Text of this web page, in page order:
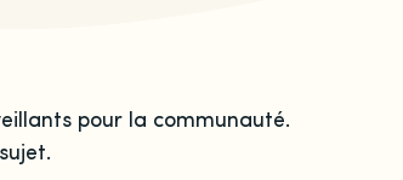
pour la communauté.